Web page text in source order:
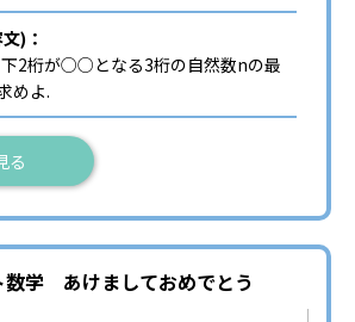
)：
2桁が○○となる3桁の自然数nの最
めよ.
る
数学 あけましておめでとう